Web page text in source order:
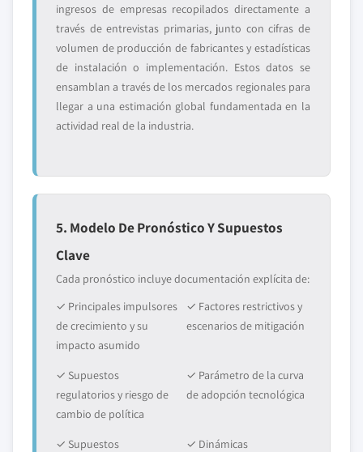
ingresos de empresas recopilados directamente a
través de entrevistas primarias, junto con cifras de
volumen de producción de fabricantes y estadísticas
de instalación o implementación. Estos datos se
ensamblan a través de los mercados regionales para
llegar a una estimación global fundamentada en la
actividad real de la industria.
5. Modelo De Pronóstico Y Supuestos
Clave
Cada pronóstico incluye documentación explícita de:
✓ Principales impulsores
de crecimiento y su
impacto asumido
✓ Factores restrictivos y
escenarios de mitigación
✓ Supuestos
regulatorios y riesgo de
cambio de política
✓ Parámetro de la curva
de adopción tecnológica
✓ Supuestos
✓ Dinámicas